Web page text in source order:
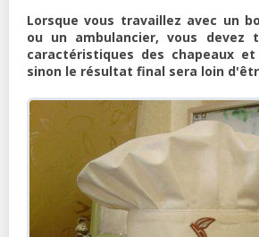
Lorsque vous travaillez avec un
ou un ambulancier, vous devez
caractéristiques des chapeaux
sinon le résultat final sera loin